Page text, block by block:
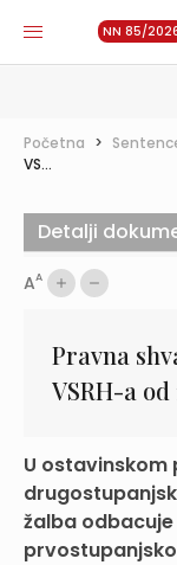
NN 85/
Početna >
VS...
AA
Pravna
VSRH-a od
U
žalba
Detalji